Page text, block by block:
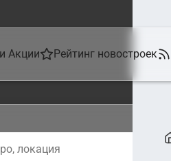
Акции Рейтинг новостроек